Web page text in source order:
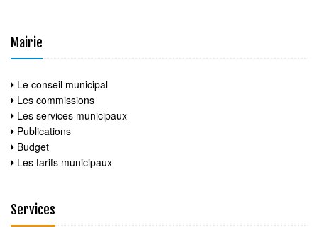
Mairie
Le conseil municipal
Les commissions
Les services municipaux
Publications
Budget
Les tarifs municipaux
Services